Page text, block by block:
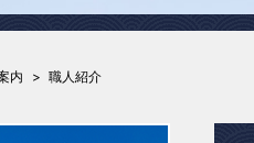
内 職人紹介